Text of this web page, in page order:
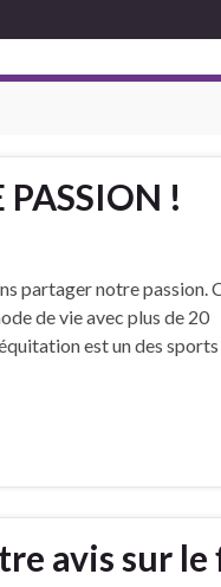
PASSION !
partager notre passion.
de vie avec plus de 20
est un des sports
avis sur le